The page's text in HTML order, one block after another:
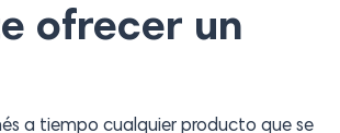
ofrecer un
a tiempo cualquier producto que se